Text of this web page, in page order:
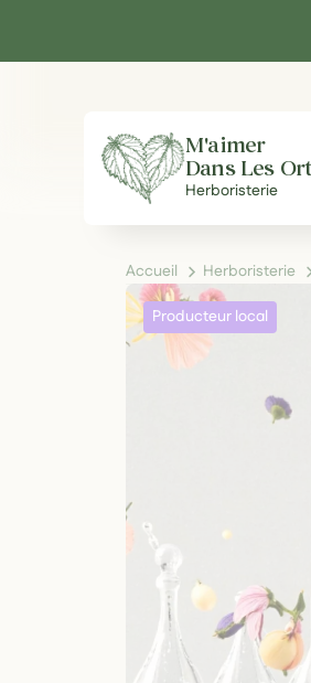
M'aimer
Dans Les
Herboristerie
Accueil Herboristerie